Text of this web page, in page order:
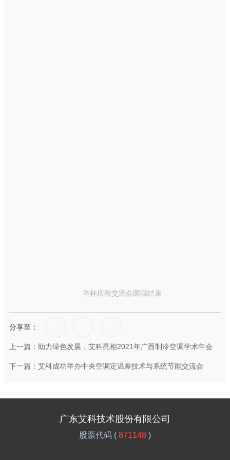
举杯庆祝交流会圆满结束
分享至：
上一篇：助力绿色发展，艾科亮相2021年广西制冷空调学术年会
下一篇：艾科成功举办中央空调定温差技术与系统节能交流会
广东艾科技术股份有限公司
股票代码 ( 871148 )